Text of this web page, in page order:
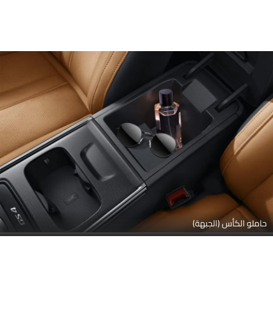
حاملو الكأس (الجبهة)